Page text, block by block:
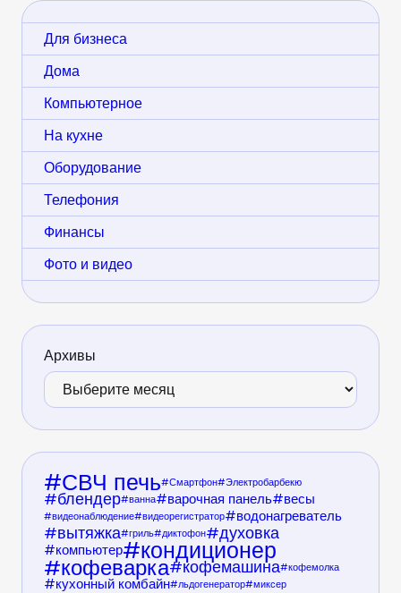
Для бизнеса
Дома
Компьютерное
На кухне
Оборудование
Телефония
Финансы
Фото и видео
Архивы
СВЧ печь Смартфон Электробарбекю
блендер ванна варочная панель весы
видеонаблюдение видеорегистратор водонагреватель
вытяжка гриль диктофон духовка
компьютер кондиционер
кофеварка кофемашина кофемолка
кухонный комбайн льдогенератор миксер